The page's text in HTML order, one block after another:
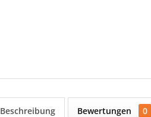
Beschreibung Bewertungen 0